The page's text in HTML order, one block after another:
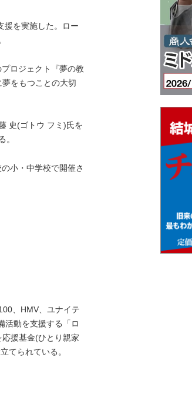
援を実施した。ロー
ロジェクト『夢の教
をもつことの大切
史(ゴトウ フミ)氏を
。
小・中学校で開催さ
、HMV、ユナイテ
活動を支援する「ロ
援基金(ひとり親家
てられている。